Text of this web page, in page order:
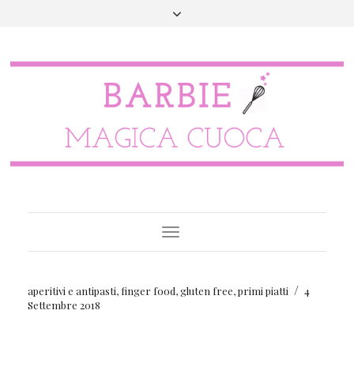
Toggle
Navigation
aperitivi e antipasti, finger food,gluten free,primi piatti / 4
Settembre 2018